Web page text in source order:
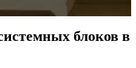
блоков в